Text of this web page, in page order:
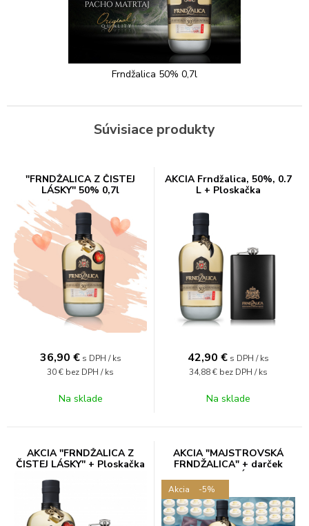
Frndžalica 50% 0,7l
Súvisiace produkty
''FRNDŽALICA Z ČISTEJ
LÁSKY'' 50% 0,7l
36,90 € s DPH / ks
30 € bez DPH / ks
Na sklade
AKCIA Frndžalica, 50%, 0.7
L + Ploskačka
42,90 € s DPH / ks
34,88 € bez DPH / ks
Na sklade
AKCIA ''FRNDŽALICA Z
ČISTEJ LÁSKY'' + Ploskačka
AKCIA "MAJSTROVSKÁ
FRNDŽALICA" + darček
"HOKEJOVÝ PUK
FRNDŽALICA"
Akcia -5%